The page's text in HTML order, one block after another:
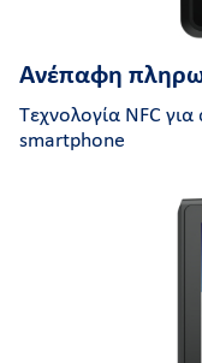
Ανέπαφη
Τεχνολογία NFC
smartphone